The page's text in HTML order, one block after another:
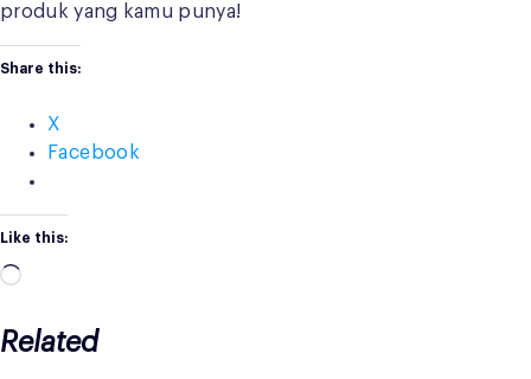
produk yang kamu punya!
Share this:
X
Facebook
Like this:
Loading…
Related